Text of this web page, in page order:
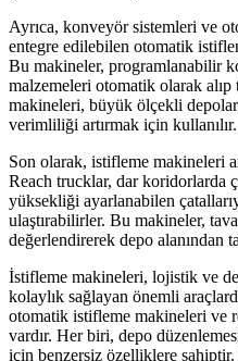
Ayrıca, konveyör sistemleri ve
entegre edilebilen otomatik
Bu makineler, programlanabilir
malzemeleri otomatik olarak
makineleri, büyük ölçekli
verimliliği artırmak için kullanılır.
Son olarak, istifleme makineleri
Reach trucklar, dar koridorlarda
yüksekliği ayarlanabilen
ulaştırabilirler. Bu makineler,
değerlendirerek depo alanından
İstifleme makineleri, lojistik ve
kolaylık sağlayan önemli
otomatik istifleme makineleri ve
vardır. Her biri, depo
için benzersiz özelliklere